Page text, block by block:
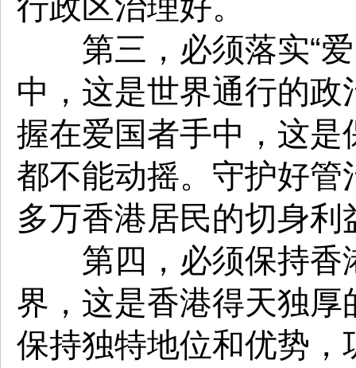
第三，必须落实“爱
中，这是世界通行的
握在爱国者手中，这
都不能动摇。守护好
多万香港居民的切身利
第四，必须保持香
界，这是香港得天独
保持独特地位和优势